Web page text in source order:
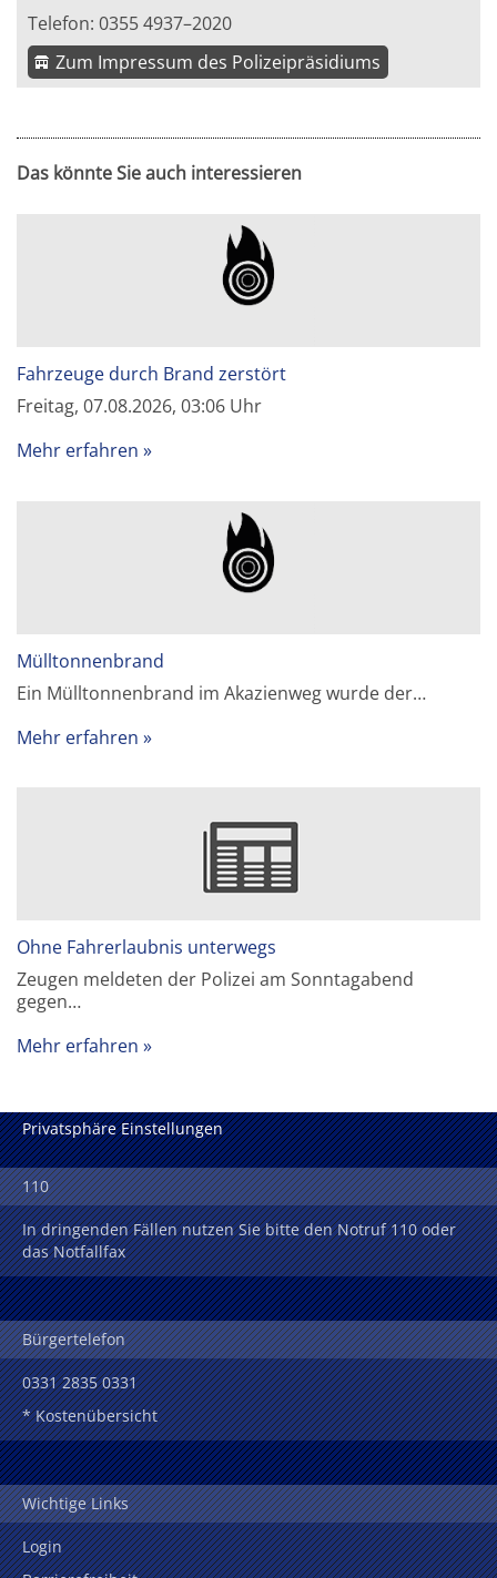
Telefon: 0355 4937–2020
Zum Impressum des Polizeipräsidiums
Das könnte Sie auch interessieren
Fahrzeuge durch Brand zerstört
Freitag, 07.08.2026, 03:06 Uhr
Mehr erfahren
Mülltonnenbrand
Ein Mülltonnenbrand im Akazienweg wurde der…
Mehr erfahren
Ohne Fahrerlaubnis unterwegs
Zeugen meldeten der Polizei am Sonntagabend
gegen…
Mehr erfahren
Privatsphäre Einstellungen
110
In dringenden Fällen nutzen Sie bitte den Notruf 110 oder
das Notfallfax
Bürgertelefon
0331 2835 0331
* Kostenübersicht
Wichtige Links
Login